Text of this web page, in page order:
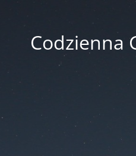
Codzienna